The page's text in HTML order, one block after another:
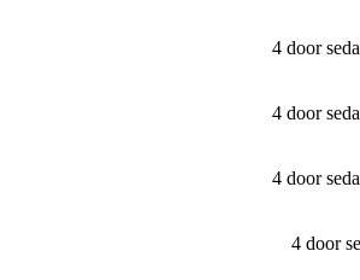
4 door
4 door
4 door
4 door